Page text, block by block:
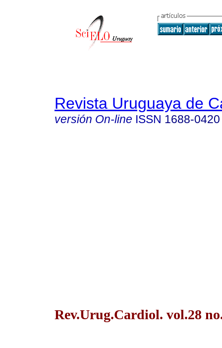
Revista Uruguaya de
versión On-line ISSN 1688-0420
Rev.Urug.Cardiol. vol.28